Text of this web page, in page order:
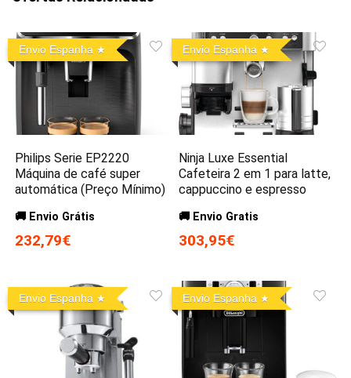
Envio Espanha
Philips Serie EP2220
Máquina de café super
automática (Preço Mínimo)
🚚 Envio Grátis
232,79€
Envio Espanha
Ninja Luxe Essential
Cafeteira 2 em 1 para latte,
cappuccino e espresso
🚚 Envio Gratis
303,95€
Envio Espanha Envio Espanha